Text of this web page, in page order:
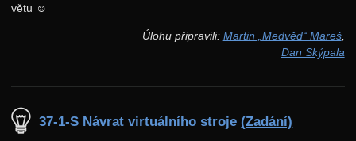
větu ☺
Úlohu připravili: Martin „Medvěd“ Mareš,
Dan Skýpala
37-1-S Návrat virtuálního stroje(Zadání)